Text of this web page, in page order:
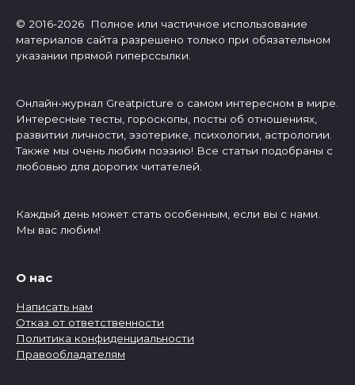
© 2016-2026 Полное или частичное использование
материалов сайта разрешено только при обязательном
указании прямой гиперссылки.
Онлайн-журнал Greatpicture о самом интересном в мире.
Интересные тесты, гороскопы, посты об отношениях,
развитии личности, эзотерике, психологии, астрологии.
Также мы очень любим поэзию! Все статьи подобраны с
любовью для дорогих читателей.
Каждый день может стать особенным, если вы с нами.
Мы вас любим!
О нас
Написать нам
Отказ от ответственности
Политика конфиденциальности
Правообладателям